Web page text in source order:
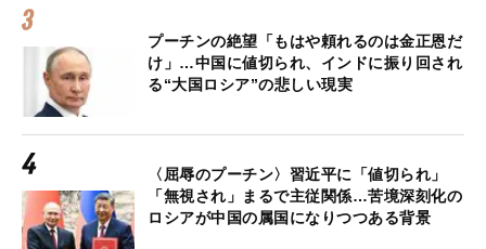
プーチンの絶望「もはや頼れるのは金正恩だ
け」…中国に値切られ、インドに振り回され
る“大国ロシア”の悲しい現実
〈屈辱のプーチン〉習近平に「値切られ」
「無視され」まるで主従関係…苦境深刻化の
ロシアが中国の属国になりつつある背景